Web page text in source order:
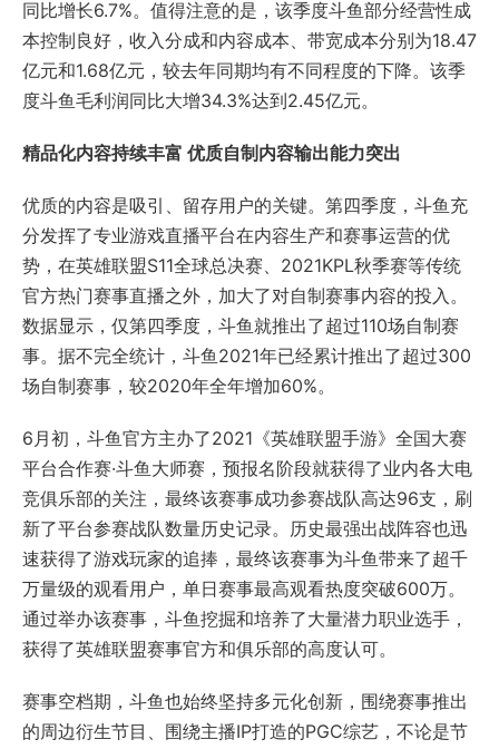
同比增长6.7%。值得注意的是，该季度斗鱼部分经营性成
本控制良好，收入分成和内容成本、带宽成本分别为18.47
亿元和1.68亿元，较去年同期均有不同程度的下降。该季
度斗鱼毛利润同比大增34.3%达到2.45亿元。
精品化内容持续丰富 优质自制内容输出能力突出
优质的内容是吸引、留存用户的关键。第四季度，斗鱼充
分发挥了专业游戏直播平台在内容生产和赛事运营的优
势，在英雄联盟S11全球总决赛、2021KPL秋季赛等传统
官方热门赛事直播之外，加大了对自制赛事内容的投入。
数据显示，仅第四季度，斗鱼就推出了超过110场自制赛
事。据不完全统计，斗鱼2021年已经累计推出了超过300
场自制赛事，较2020年全年增加60%。
6月初，斗鱼官方主办了2021《英雄联盟手游》全国大赛
平台合作赛·斗鱼大师赛，预报名阶段就获得了业内各大电
竞俱乐部的关注，最终该赛事成功参赛战队高达96支，刷
新了平台参赛战队数量历史记录。历史最强出战阵容也迅
速获得了游戏玩家的追捧，最终该赛事为斗鱼带来了超千
万量级的观看用户，单日赛事最高观看热度突破600万。
通过举办该赛事，斗鱼挖掘和培养了大量潜力职业选手，
获得了英雄联盟赛事官方和俱乐部的高度认可。
赛事空档期，斗鱼也始终坚持多元化创新，围绕赛事推出
的周边衍生节目、围绕主播IP打造的PGC综艺，不论是节